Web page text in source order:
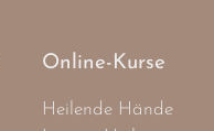
Online-Kurse
Heilende Hände